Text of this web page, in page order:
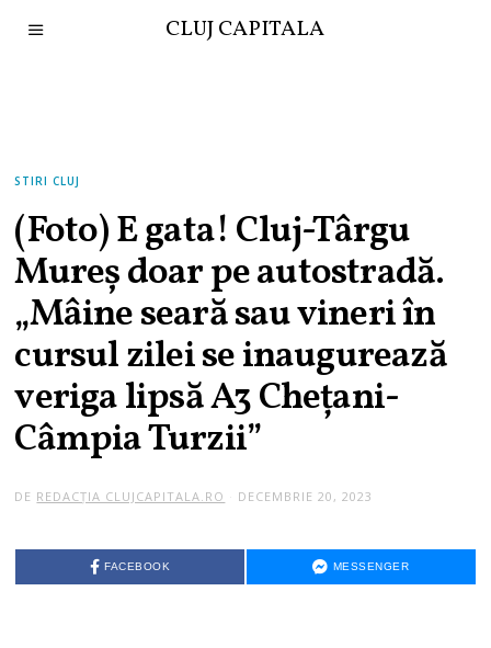
CLUJ CAPITALA
STIRI CLUJ
(Foto) E gata! Cluj-Târgu
Mureș doar pe autostradă.
„Mâine seară sau vineri în
cursul zilei se inaugurează
veriga lipsă A3 Chețani-
Câmpia Turzii”
DE REDACȚIA CLUJCAPITALA.RO DECEMBRIE 20, 2023
FACEBOOK MESSENGER